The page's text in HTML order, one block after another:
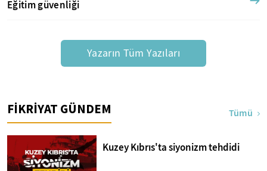
Eğitim güvenliği
Yazarın Tüm Yazıları
FİKRİYAT GÜNDEM Tümü
Kuzey Kıbrıs'ta siyonizm tehdidi